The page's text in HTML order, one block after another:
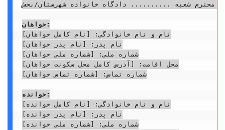
محترم شعبه .......... دادگاه خانواده شهرستان/بخش ..........
خواهان:
نام و نام خانوادگی: [نام کامل خواهان]
نام پدر: [نام پدر خواهان]
شماره ملی: [شماره ملی خواهان]
محل اقامت: [آدرس کامل محل سکونت خواهان]
شماره تماس: [شماره تماس خواهان]
خوانده:
نام و نام خانوادگی: [نام کامل خوانده]
نام پدر: [نام پدر خوانده]
شماره ملی: [شماره ملی خوانده]